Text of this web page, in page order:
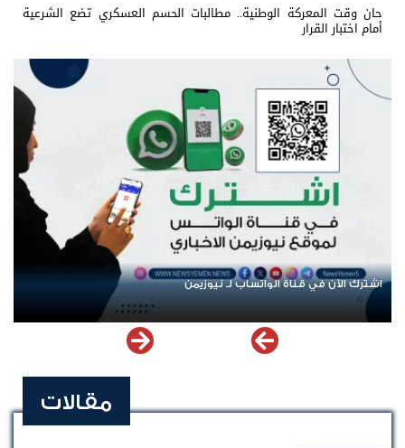
حان وقت المعركة الوطنية.. مطالبات الحسم العسكري تضع الشرعية
أمام اختبار القرار
الآن في قناة الواتساب لـ نيوزيمن
مقالات